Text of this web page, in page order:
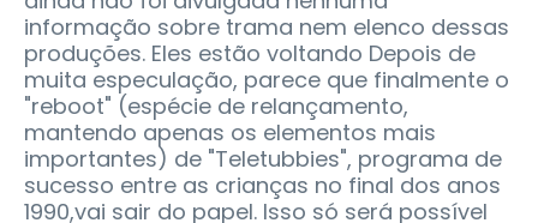
informação sobre trama nem elenco dessas
produções. Eles estão voltando Depois de
muita especulação, parece que finalmente o
"reboot" (espécie de relançamento,
mantendo apenas os elementos mais
importantes) de "Teletubbies", programa de
sucesso entre as crianças no final dos anos
1990,vai sair do papel. Isso só será possível